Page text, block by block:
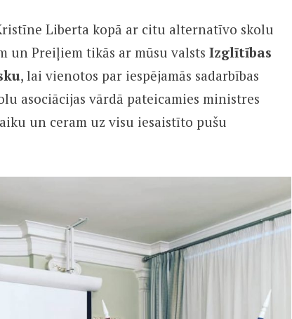
Liberta kopā ar citu alternatīvo skolu
un Preiļiem tikās ar mūsu valsts Izglītības
, lai vienotos par iespējamās sadarbības
asociācijas vārdā pateicamies ministres
un ceram uz visu iesaistīto pušu